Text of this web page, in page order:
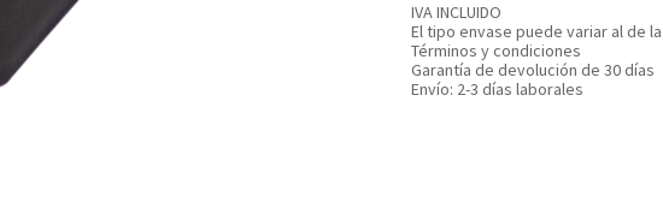
IVA INCLUIDO
El tipo envase puede variar al de
Términos y condiciones
Garantía de devolución de 30 días
Envío: 2-3 días laborales